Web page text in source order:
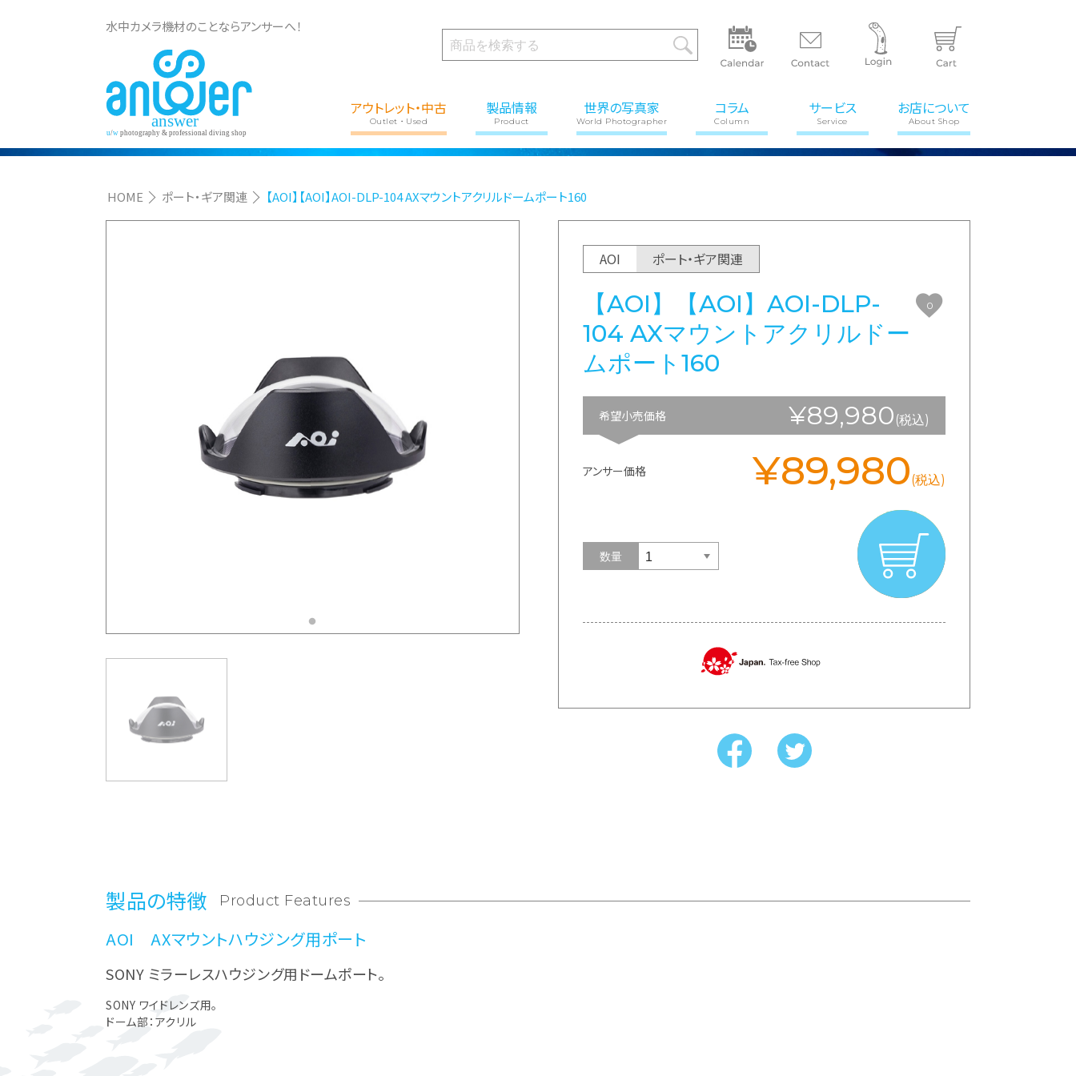
水中カメラ機材のことならアンサーへ！
アウトレット・中古
Outlet・Used
製品情報
Product
世界の写真家
World Photographer
コラム
Column
サービス
Service
お店について
About Shop
HOME ポート・ギア関連 【AOI】【AOI】AOI-DLP-104 AXマウントアクリルドームポート160
AOI ポート・ギア関連
【AOI】【AOI】AOI-DLP-
104 AXマウントアクリルドー
ムポート160
0
希望小売価格 ¥89,980 (税込)
アンサー価格 ¥89,980(税込)
数量
製品の特徴 Product Features
AOI AXマウントハウジング用ポート
SONY ミラーレスハウジング用ドームポート。
SONY ワイドレンズ用。
ドーム部：アクリル